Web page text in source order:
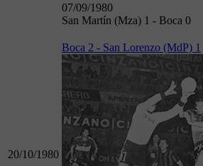
07/09/1980
San Martín (Mza) 1 - Boca 0
20/10/1980
Boca 2 - San Lorenzo (MdP) 1